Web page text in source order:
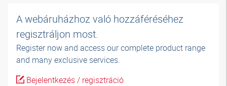
A webáruházhoz való hozzáféréséhez
regisztráljon most.
Register now and access our complete product range
and many exclusive services.
Bejelentkezés / regisztráció